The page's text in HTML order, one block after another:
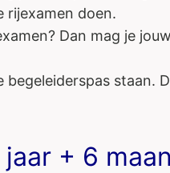
rijexamen doen.
Dan mag je
staan.
+ 6